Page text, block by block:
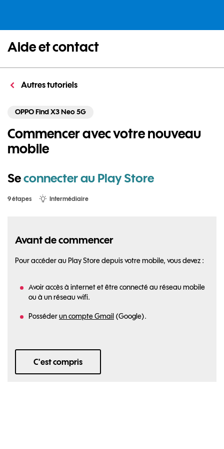
Aide et contact
Autres tutoriels
OPPO Find X3 Neo 5G
Commencer avec votre nouveau
mobile
Seconnecter au Play Store
9 étapes Intermédiaire
Avant de commencer
Pour accéder au Play Store depuis votre mobile, vous devez :
Avoir accès à internet et être connecté au réseau mobile
ou à un réseau wifi.
Posséderun compte Gmail (Google).
C'est compris